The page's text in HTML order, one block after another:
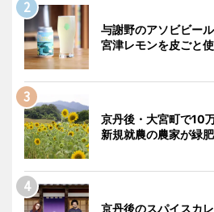
与謝野のアソビビー
宮津レモンを皮ごと
京丹後・大宮町で10
新規就農の農家が緑
京丹後のスパイスカ